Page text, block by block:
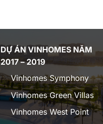
DỰ ÁN VINHOMES NĂM
2017 – 2019
Vinhomes Symphony
Vinhomes Green Villas
Vinhomes West Point